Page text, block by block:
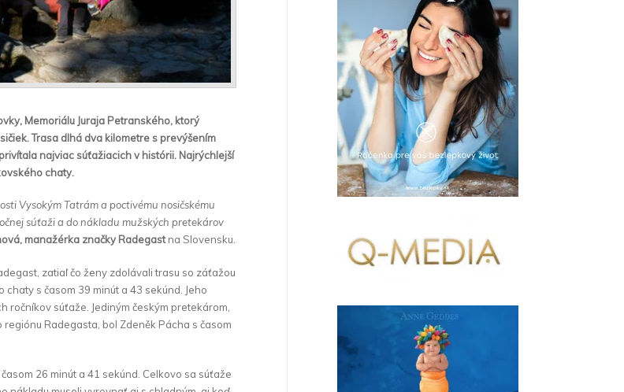
Memoriálu Juraja Petranského, ktorý
Trasa dlhá dva kilometre s prevýšením
najviac súťažiacich v histórii. Najrýchlejší
chaty.
Vysokým Tatrám a poctivému nosičskému
súťaži a do nákladu mužských pretekárov
manažérka značky Radegastna Slovensku.
zatiaľ čo ženy zdolávali trasu so záťažou
s časom 39 minút a 43 sekúnd. Jeho
súťaže. Jediným českým pretekárom,
Radegasta, bol Zdeněk Pácha s časom
26 minút a 41 sekúnd. Celkovo sa súťaže